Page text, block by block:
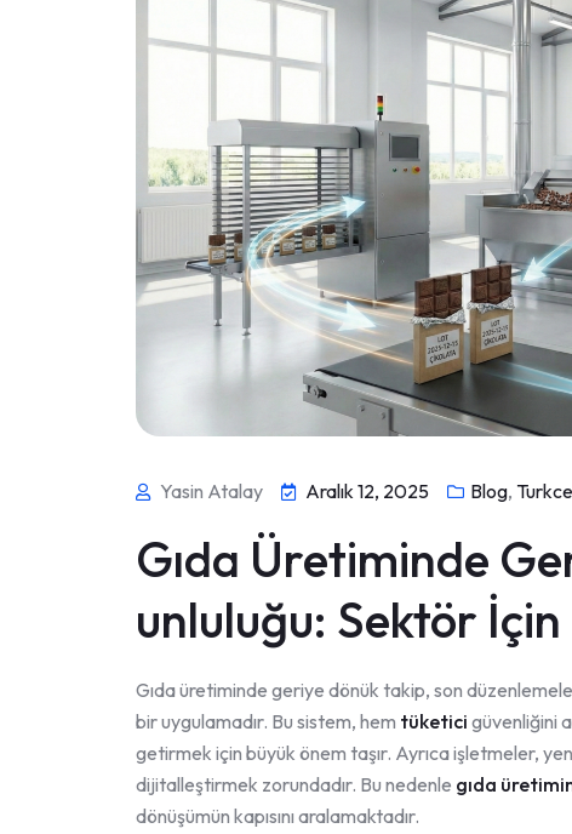
Yasin Atalay Aralık 12, 2025 Blog, Turkce
Gıda Üretiminde
unluluğu: Sektör
Gıda üretiminde geriye dönük takip, son
bir uygulamadır. Bu sistem, hem tüketici güvenliğini
getirmek için büyük önem taşır. Ayrıca işletmeler,
dijitalleştirmek zorundadır. Bu nedenle gıda
dönüşümün kapısını aralamaktadır.